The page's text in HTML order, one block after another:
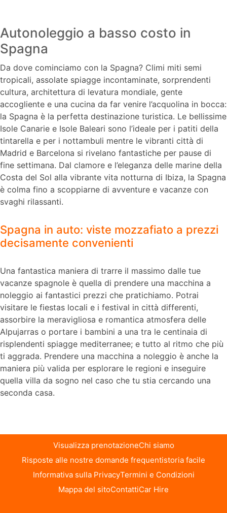
Autonoleggio a basso costo in
Spagna
Da dove cominciamo con la Spagna? Climi miti semi
tropicali, assolate spiagge incontaminate, sorprendenti
cultura, architettura di levatura mondiale, gente
accogliente e una cucina da far venire l’acquolina in bocca:
la Spagna è la perfetta destinazione turistica. Le bellissime
Isole Canarie e Isole Baleari sono l’ideale per i patiti della
tintarella e per i nottambuli mentre le vibranti città di
Madrid e Barcelona si rivelano fantastiche per pause di
fine settimana. Dal clamore e l’eleganza delle marine della
Costa del Sol alla vibrante vita notturna di Ibiza, la Spagna
è colma fino a scoppiarne di avventure e vacanze con
svaghi rilassanti.
Spagna in auto: viste mozzafiato a prezzi
decisamente convenienti
Una fantastica maniera di trarre il massimo dalle tue
vacanze spagnole è quella di prendere una macchina a
noleggio ai fantastici prezzi che pratichiamo. Potrai
visitare le fiestas locali e i festival in città differenti,
assorbire la meravigliosa e romantica atmosfera delle
Alpujarras o portare i bambini a una tra le centinaia di
risplendenti spiagge mediterranee; e tutto al ritmo che più
ti aggrada. Prendere una macchina a noleggio è anche la
maniera più valida per esplorare le regioni e inseguire
quella villa da sogno nel caso che tu stia cercando una
seconda casa.
Visualizza prenotazioneChi siamo
Risposte alle nostre domande frequentistoria facile
Informativa sulla PrivacyTermini e Condizioni
Mappa del sitoContattiCar Hire